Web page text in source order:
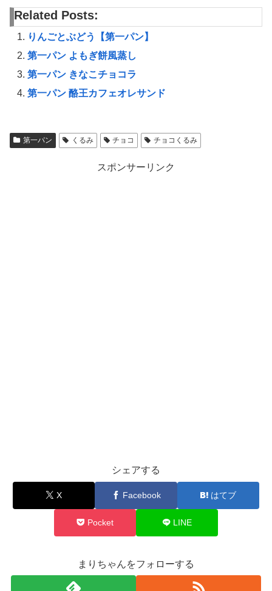
Related Posts:
りんごとぶどう【第一パン】
第一パン よもぎ餅風蒸し
第一パン きなこチョコラ
第一パン 酪王カフェオレサンド
第一パン くるみ チョコ チョコくるみ
スポンサーリンク
シェアする
X Facebook はてブ
Pocket LINE
まりちゃんをフォローする